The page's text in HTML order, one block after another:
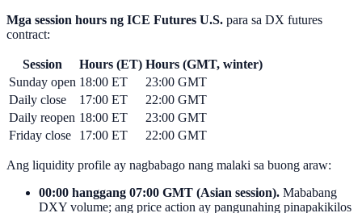
Mga session hours ng ICE Futures U.S. para sa DX futures
contract:
Session Hours (ET) Hours (GMT, winter)
Sunday open 18:00 ET
23:00 GMT
Daily close
17:00 ET
22:00 GMT
Daily reopen 18:00 ET
23:00 GMT
Friday close
17:00 ET 22:00 GMT
Ang liquidity profile ay nagbabago nang malaki sa buong araw:
00:00 hanggang 07:00 GMT (Asian session). Mababang
DXY volume; ang price action ay pangunahing pinapakikilos